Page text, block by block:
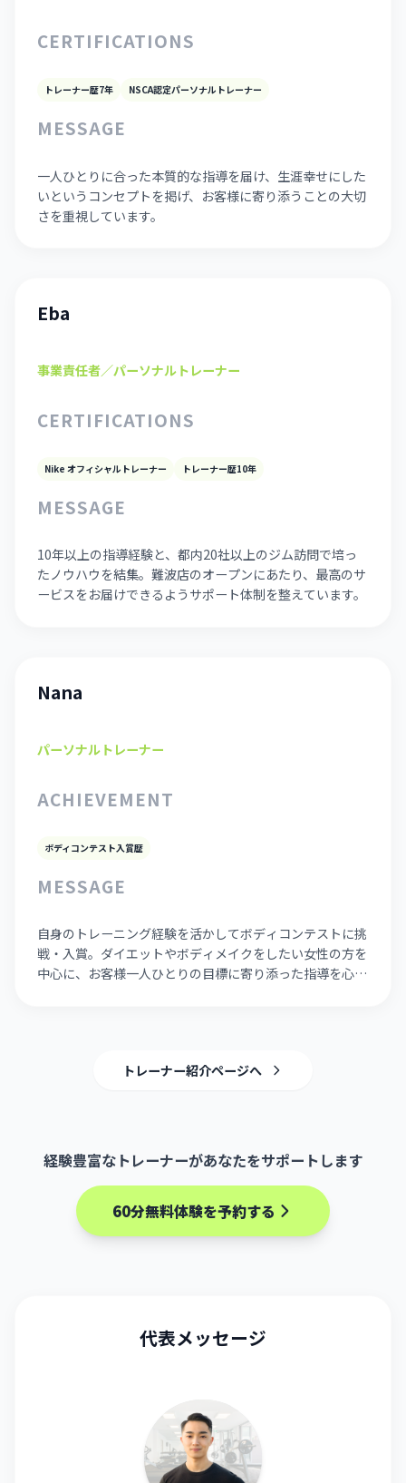
CERTIFICATIONS
トレーナー歴7年 NSCA認定パーソナルトレーナー
MESSAGE
一人ひとりに合った本質的な指導を届け、生涯幸せにした
いというコンセプトを掲げ、お客様に寄り添うことの大切
さを重視しています。
Eba
事業責任者／パーソナルトレーナー
CERTIFICATIONS
Nike オフィシャルトレーナー トレーナー歴10年
MESSAGE
10年以上の指導経験と、都内20社以上のジム訪問で培っ
たノウハウを結集。難波店のオープンにあたり、最高のサ
ービスをお届けできるようサポート体制を整えています。
Nana
パーソナルトレーナー
ACHIEVEMENT
ボディコンテスト入賞歴
MESSAGE
自身のトレーニング経験を活かしてボディコンテストに挑
戦・入賞。ダイエットやボディメイクをしたい女性の方を
中心に、お客様一人ひとりの目標に寄り添った指導を心が
トレーナー紹介ページへ
経験豊富なトレーナーがあなたをサポートします
60分無料体験を予約する
代表メッセージ